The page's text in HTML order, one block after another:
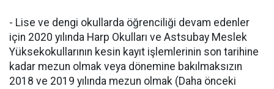
- Lise ve dengi okullarda öğrenciliği devam edenler
için 2020 yılında Harp Okulları ve Astsubay Meslek
Yüksekokullarının kesin kayıt işlemlerinin son tarihine
kadar mezun olmak veya dönemine bakılmaksızın
2018 ve 2019 yılında mezun olmak (Daha önceki